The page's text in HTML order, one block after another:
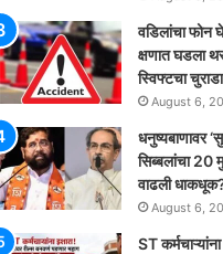
वडिलांचा फोन
क्षणात घडला
स्विफ्टचा
August 6,
धनुष्यबाणावर
सिब्बलांचा 20
वाढली
August 6,
ST